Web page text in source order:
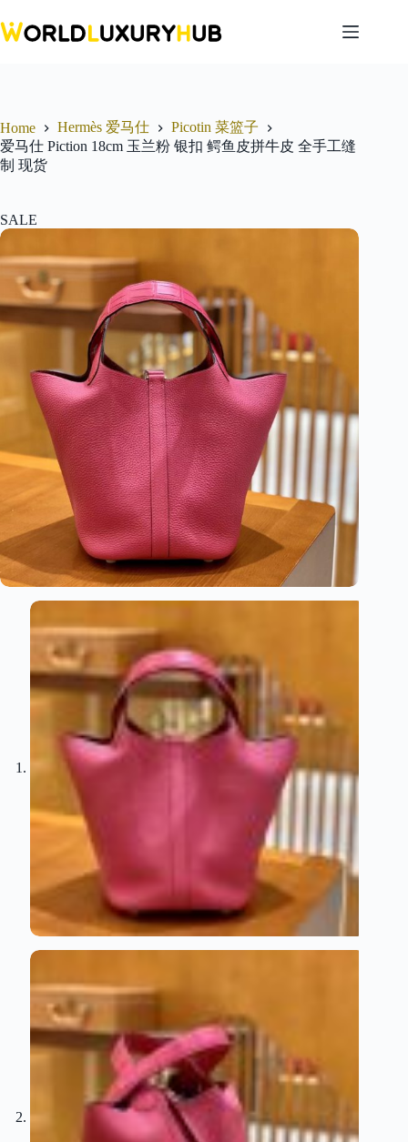
to
content
Home Hermès 爱马仕
Picotin 菜篮子
爱马仕 Piction 18cm 玉兰粉 银扣 鳄鱼皮拼牛皮 全手工缝
制 现货
SALE